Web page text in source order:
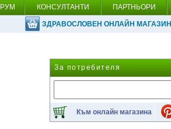
КОНСУЛТАНТИ ПАРТНЬОРИ
ЗДРАВОСЛОВЕН ОНЛАЙН МАГАЗИН
За потребителя
Към онлайн магазина